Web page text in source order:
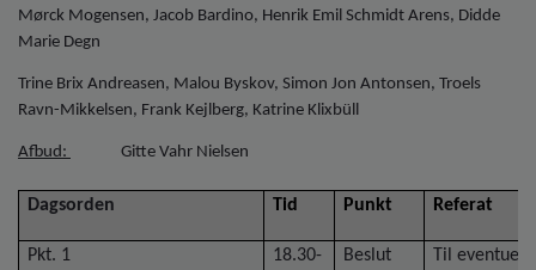
Mørck Mogensen, Jacob Bardino, Henrik Emil Schmidt Arens, Didde
Marie Degn
Trine Brix Andreasen, Malou Byskov, Simon Jon Antonsen, Troels
Ravn-Mikkelsen, Frank Kejlberg, Katrine Klixbüll
Afbud: Gitte Vahr Nielsen
Dagsorden Tid Punkt Referat
Pkt. 1
18.30-
Beslut Til eventuelt: